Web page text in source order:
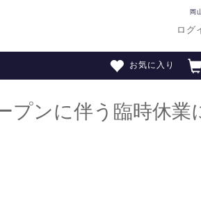
岡
ログ
お気に入り
プンに伴う臨時休業